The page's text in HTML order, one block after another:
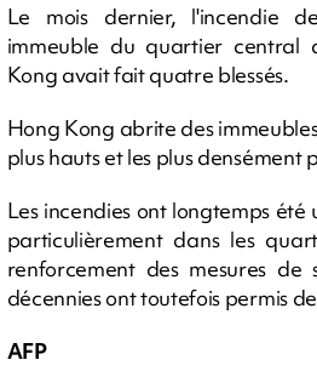
Le mois dernier, l'incendie
immeuble du quartier central
Kong avait fait quatre blessés.
Hong Kong abrite des
plus hauts et les plus densément
Les incendies ont longtemps
particulièrement dans les
renforcement des mesures de
décennies ont toutefois permis
AFP